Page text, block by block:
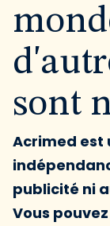
sont
Acrimed est
publicité ni
Vous